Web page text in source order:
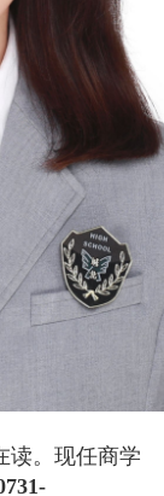
读。现任商学